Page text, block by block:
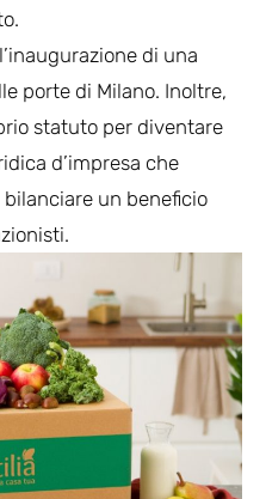
di una
porte di Milano. Inoltre,
statuto per diventare
d’impresa che
un beneficio